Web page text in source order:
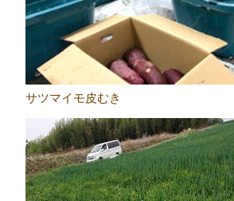
サツマイモ皮むき